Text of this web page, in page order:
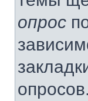
опрос